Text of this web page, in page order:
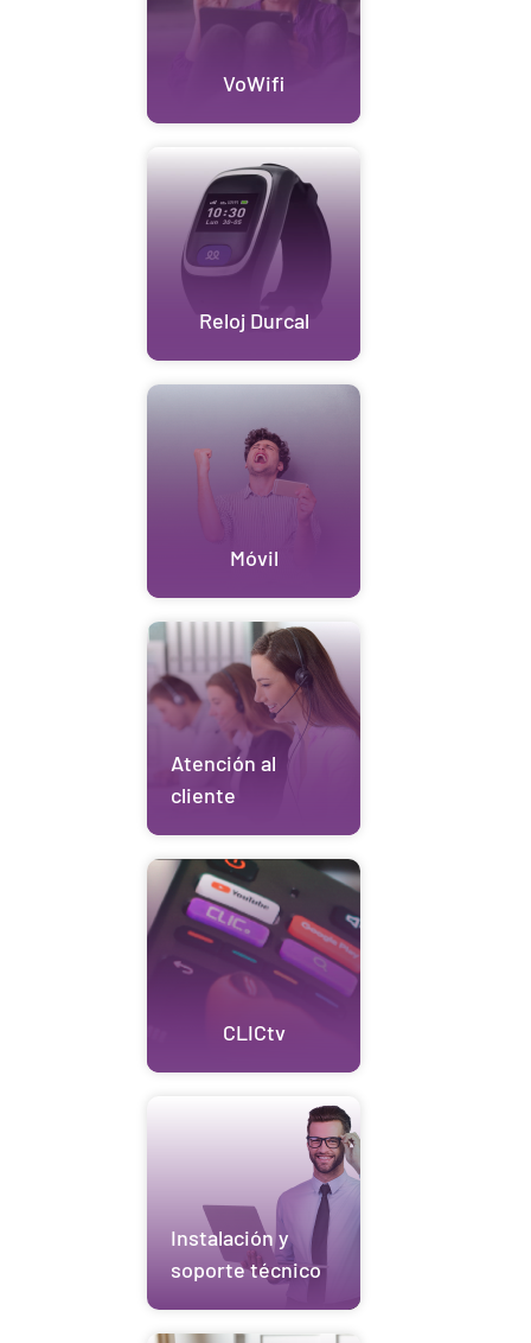
VoWifi
Reloj Durcal
Móvil
Atención al
cliente
CLICtv
Instalación y
soporte técnico